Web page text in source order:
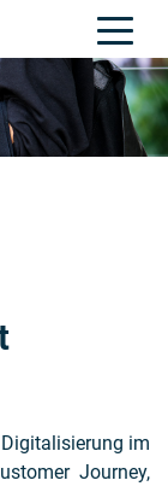
im
Journey,